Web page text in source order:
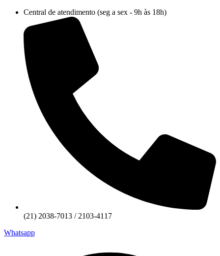
conteúdo
Central de atendimento (seg a sex - 9h às 18h)
(21) 2038-7013 / 2103-4117
Whatsapp